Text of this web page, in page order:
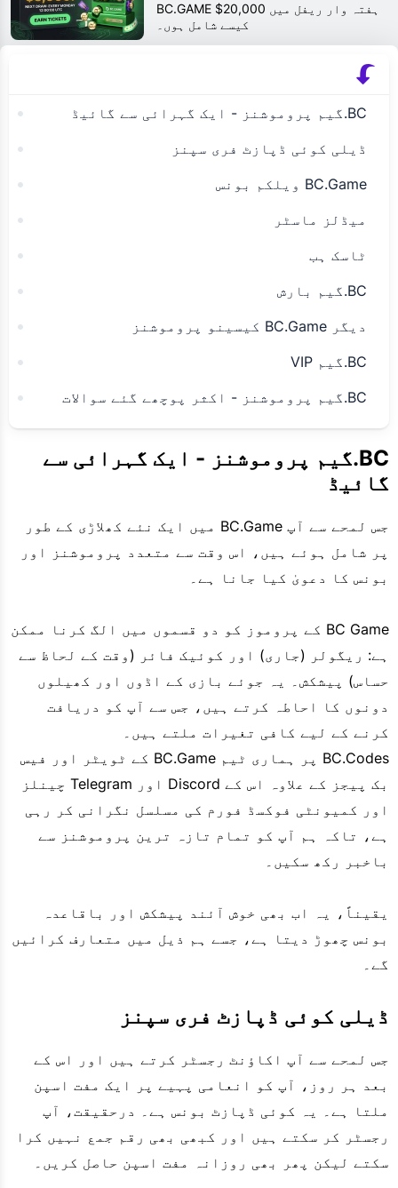
BC.GAME $20,000 ہفتہ وار ریفل میں
کیسے شامل ہوں۔
BC.گیم پروموشنز - ایک گہرائی سے گائیڈ
ڈیلی کوئی ڈپازٹ فری سپنز
BC.Game ویلکم بونس
میڈلز ماسٹر
ٹاسک ہب
BC.گیم بارش
دیگر BC.Game کیسینو پروموشنز
BC.گیم VIP
BC.گیم پروموشنز - اکثر پوچھے گئے سوالات
BC.گیم پروموشنز - ایک گہرائی سے
گائیڈ
جس لمحے سے آپ BC.Game میں ایک نئے کھلاڑی کے طور
پر شامل ہوئے ہیں، اس وقت سے متعدد پروموشنز اور
بونس کا دعویٰ کیا جانا ہے۔
BC Game کے پروموز کو دو قسموں میں الگ کرنا ممکن
ہے: ریگولر (جاری) اور کوئیک فائر (وقت کے لحاظ سے
حساس) پیشکش۔ یہ جوئے بازی کے اڈوں اور کھیلوں
دونوں کا احاطہ کرتے ہیں، جس سے آپ کو دریافت
کرنے کے لیے کافی تغیرات ملتے ہیں۔
BC.Codes پر ہماری ٹیم BC.Game کے ٹویٹر اور فیس
بک پیجز کے علاوہ اس کے Discord اور Telegram چینلز
اور کمیونٹی فوکسڈ فورم کی مسلسل نگرانی کر رہی
ہے، تاکہ ہم آپ کو تمام تازہ ترین پروموشنز سے
باخبر رکھ سکیں۔
یقیناً، یہ اب بھی خوش آئند پیشکش اور باقاعدہ
بونس چھوڑ دیتا ہے، جسے ہم ذیل میں متعارف کرائیں
گے۔
ڈیلی کوئی ڈپازٹ فری سپنز
جس لمحے سے آپ اکاؤنٹ رجسٹر کرتے ہیں اور اس کے
بعد ہر روز، آپ کو انعامی پہیے پر ایک مفت اسپن
ملتا ہے۔ یہ کوئی ڈپازٹ بونس ہے۔ درحقیقت، آپ
رجسٹر کر سکتے ہیں اور کبھی بھی رقم جمع نہیں کرا
سکتے لیکن پھر بھی روزانہ مفت اسپن حاصل کریں۔